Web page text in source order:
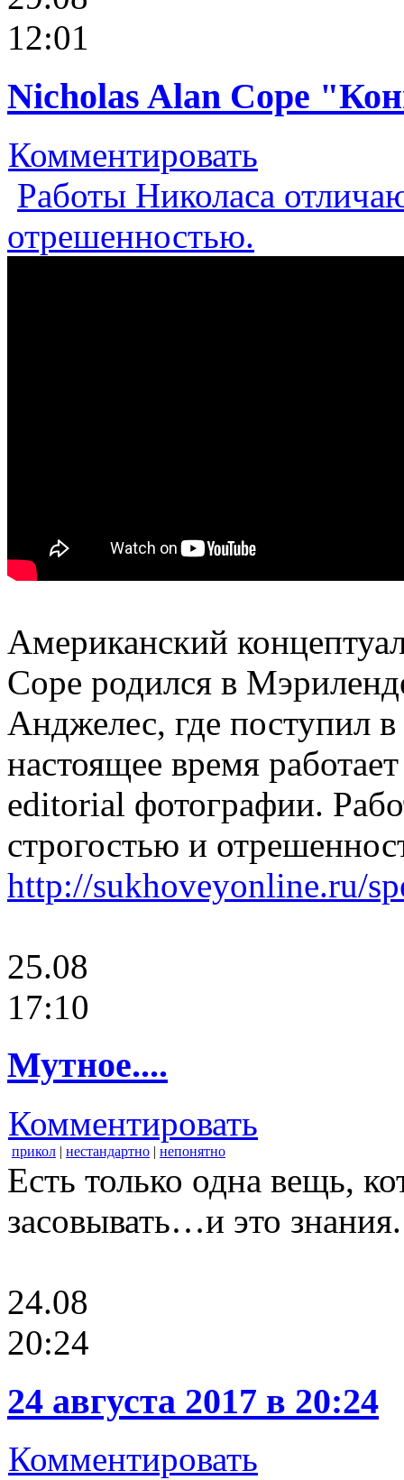
12:01
Nicholas Alan Cope
Комментировать
Работы Николаса
отрешенностью.
Американский
Cope родился в
Анджелес, где поступил
настоящее время
editorial фотографии.
строгостью и
http://sukhoveyonline.ru/
25.08
17:10
Мутное....
Комментировать
прикол | нестандартно | непонятно
Есть только одна вещь,
засовывать…и это знания.
24.08
20:24
24 августа 2017 в 20:24
Комментировать